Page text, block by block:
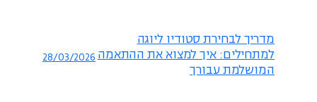
מדריך לבחירת סטודיו ליוגה
למתחילים: איך למצוא את ההתאמה
המושלמת עבורך
28/03/2026